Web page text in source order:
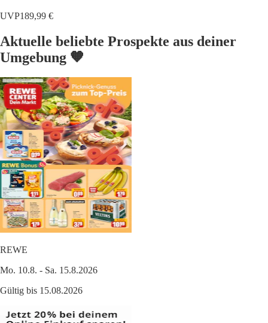
UVP189,99 €
Aktuelle beliebte Prospekte aus deiner
Umgebung 🧡
REWE
Mo. 10.8. - Sa. 15.8.2026
Gültig bis 15.08.2026